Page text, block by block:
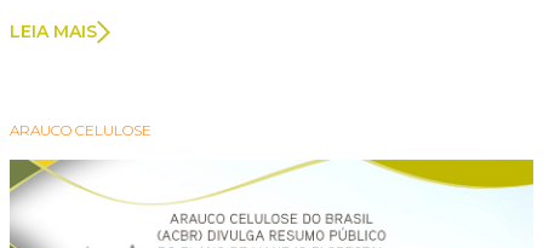
LEIA MAIS
ARAUCO CELULOSE